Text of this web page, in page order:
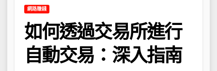
網路賺錢
如何透過交易所進行
自動交易：深入指南